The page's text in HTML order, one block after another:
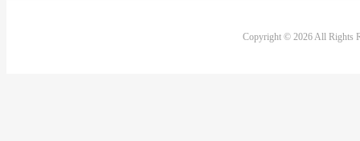
Copyright © 2026 All Rights